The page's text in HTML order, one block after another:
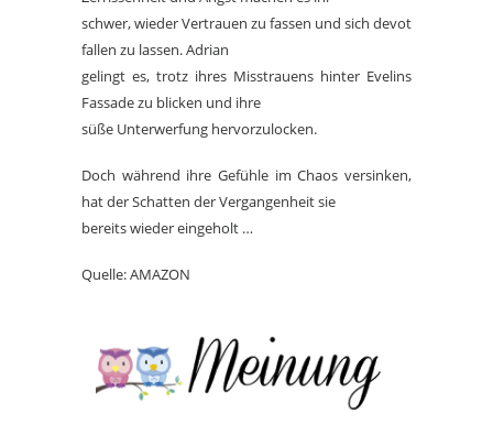
schwer, wieder Vertrauen zu fassen und sich devot
fallen zu lassen. Adrian
gelingt es, trotz ihres Misstrauens hinter Evelins
Fassade zu blicken und ihre
süße Unterwerfung hervorzulocken.
Doch während ihre Gefühle im Chaos versinken,
hat der Schatten der Vergangenheit sie
bereits wieder eingeholt …
Quelle: AMAZON